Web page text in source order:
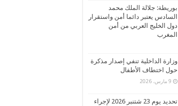
بوريطة: جلالة الملك محمد
السادس يعتبر دائما أمن واستقرار
دول الخليج العربي من أمن
المغرب
وزارة الداخلية تنفي إصدار مذكرة
حول اختطاف الأطفال
9 مارس، 2026
تحديد يوم 23 شتنبر 2026 لإجراء